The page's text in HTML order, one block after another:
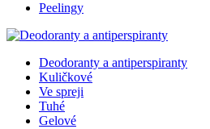
Peelingy
Deodoranty a antiperspiranty
Kuličkové
Ve spreji
Tuhé
Gelové